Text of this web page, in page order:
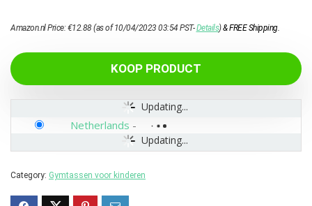
Amazon.nl Price:€12.88(as of 10/04/2023 03:54 PST-Details)&FREE Shipping.
KOOP PRODUCT
Updating...
Updating...
Netherlands -
Category: Gymtassen voor kinderen